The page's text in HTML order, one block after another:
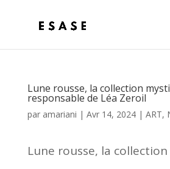
Lune rousse, la collection
responsable de Léa Zeroil
par amariani | Avr 14, 2024| ART,
Lune rousse, la